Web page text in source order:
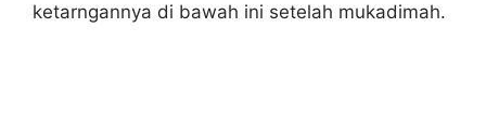
ketarngannya di bawah ini setelah mukadimah.